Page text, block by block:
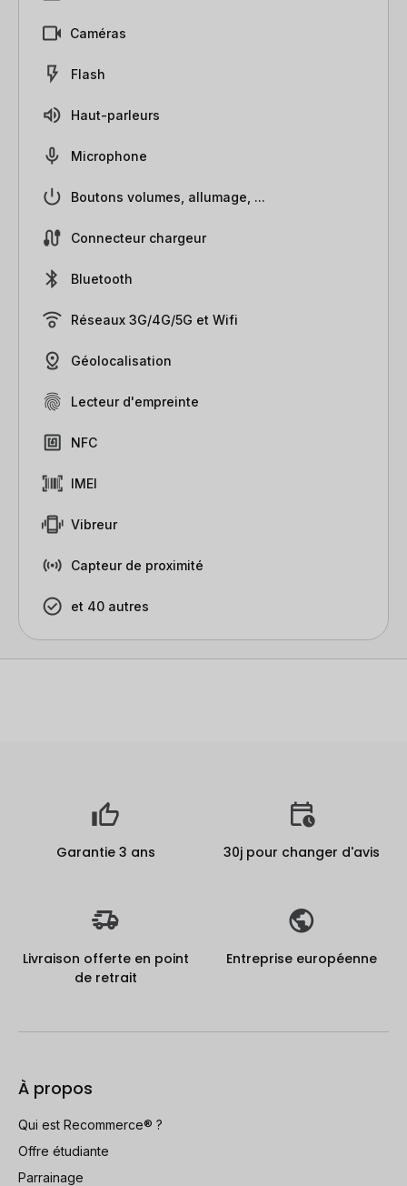
Caméras
Flash
Haut-parleurs
Microphone
Boutons volumes, allumage, ...
Connecteur chargeur
Bluetooth
Réseaux 3G/4G/5G et Wifi
Géolocalisation
Lecteur d'empreinte
NFC
IMEI
Vibreur
Capteur de proximité
et 40 autres
Garantie 3 ans 30j pour changer d'avis
Livraison offerte en point
de retrait
Entreprise européenne
À propos
Qui est Recommerce® ?
Offre étudiante
Parrainage